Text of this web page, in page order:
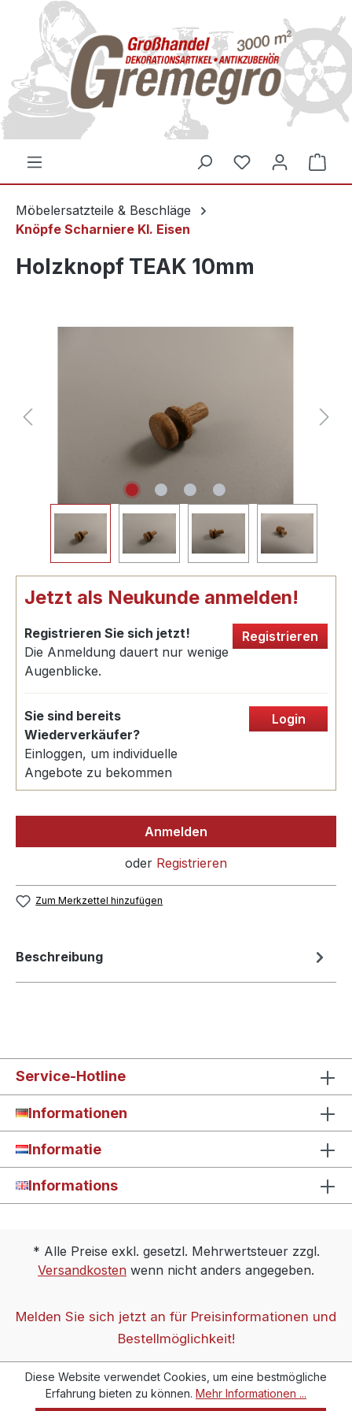
springen
Möbelersatzteile & Beschläge
Knöpfe Scharniere Kl. Eisen
Holzknopf TEAK 10mm
Jetzt als Neukunde anmelden!
Registrieren Sie sich jetzt!
Die Anmeldung dauert nur wenige
Augenblicke.
Registrieren
Sie sind bereits
Wiederverkäufer?
Einloggen, um individuelle
Angebote zu bekommen
Login
Anmelden
oder Registrieren
Zum Merkzettel hinzufügen
Beschreibung
Service-Hotline
Informationen
Informatie
Informations
* Alle Preise exkl. gesetzl. Mehrwertsteuer zzgl.
Versandkosten wenn nicht anders angegeben.
Melden Sie sich jetzt an für Preisinformationen und
Bestellmöglichkeit!
Diese Website verwendet Cookies, um eine bestmögliche
Erfahrung bieten zu können. Mehr Informationen ...